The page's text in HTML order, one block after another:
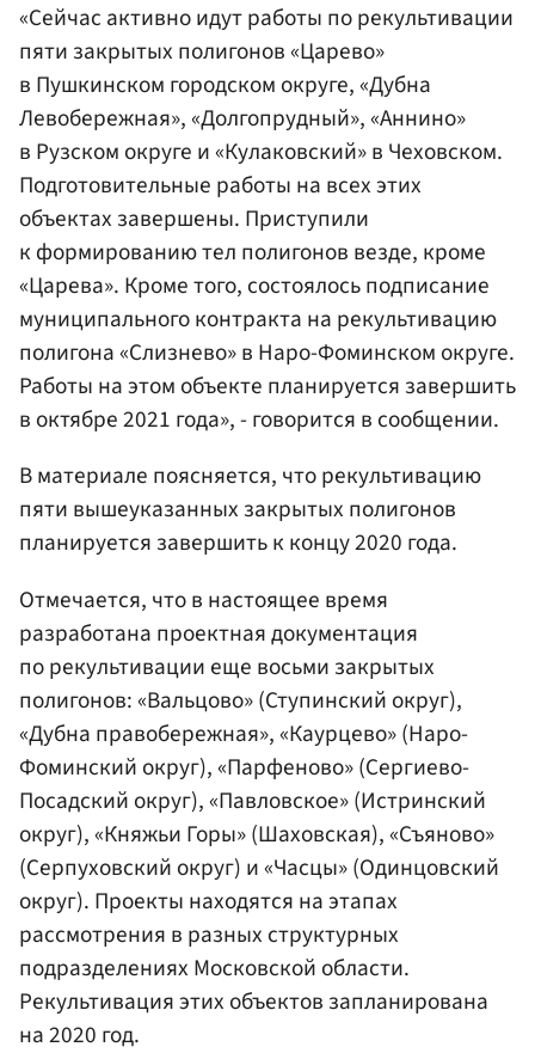
«Сейчас активно идут работы по рекультивации
пяти закрытых полигонов «Царево»
в Пушкинском городском округе, «Дубна
Левобережная», «Долгопрудный», «Аннино»
в Рузском округе и «Кулаковский» в Чеховском.
Подготовительные работы на всех этих
объектах завершены. Приступили
к формированию тел полигонов везде, кроме
«Царева». Кроме того, состоялось подписание
муниципального контракта на рекультивацию
полигона «Слизнево» в Наро-Фоминском округе.
Работы на этом объекте планируется завершить
в октябре 2021 года», - говорится в сообщении.
В материале поясняется, что рекультивацию
пяти вышеуказанных закрытых полигонов
планируется завершить к концу 2020 года.
Отмечается, что в настоящее время
разработана проектная документация
по рекультивации еще восьми закрытых
полигонов: «Вальцово» (Ступинский округ),
«Дубна правобережная», «Каурцево» (Наро-
Фоминский округ), «Парфеново» (Сергиево-
Посадский округ), «Павловское» (Истринский
округ), «Княжьи Горы» (Шаховская), «Съяново»
(Серпуховский округ) и «Часцы» (Одинцовский
округ). Проекты находятся на этапах
рассмотрения в разных структурных
подразделениях Московской области.
Рекультивация этих объектов запланирована
на 2020 год.